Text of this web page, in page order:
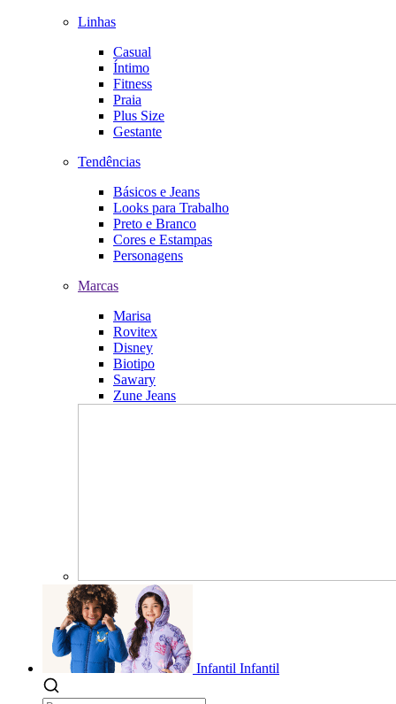
Linhas
Casual
Íntimo
Fitness
Praia
Plus Size
Gestante
Tendências
Básicos e Jeans
Looks para Trabalho
Preto e Branco
Cores e Estampas
Personagens
Marcas
Marisa
Rovitex
Disney
Biotipo
Sawary
Zune Jeans
Infantil Infantil